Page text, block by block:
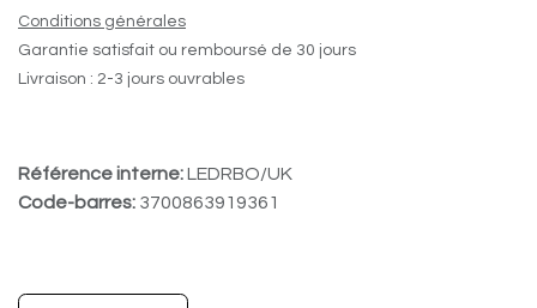
Conditions générales
Garantie satisfait ou remboursé de 30 jours
Livraison : 2-3 jours ouvrables
Référence interne:LEDRBO/UK
Code-barres: 3700863919361